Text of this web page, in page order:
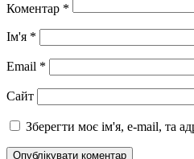
Коментар *
Ім'я *
Email *
Сайт
Зберегти моє ім'я, e-mail, та